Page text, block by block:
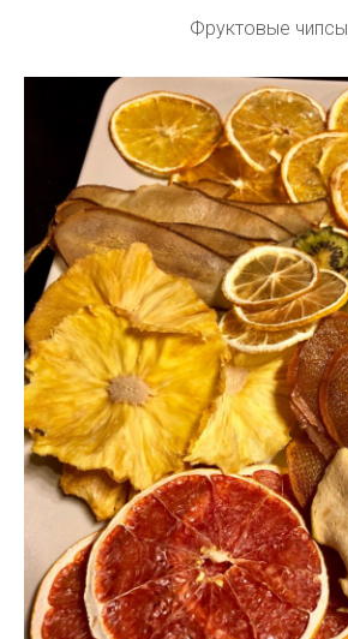
Фруктовые чипсы